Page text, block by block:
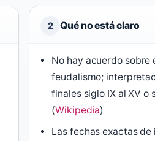
2 Qué no está claro
No hay acuerdo sobre
feudalismo;
finales siglo IX al XV o
(Wikipedia)
Las fechas exactas